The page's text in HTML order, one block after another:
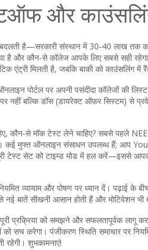
और
है—सरकारी संस्थान में 30‑40 लाख
है और कौन‑से कॉलेज आपके लिए सबसे सही
एंट्री मिलती है, जबकि बाकी को काउंसलिंग में
पोर्टल पर अपनी पसंदीदा कॉलेजों की लिस्ट
नहीं बल्कि डॉस (डायरेक्ट ऑफ़र सिस्टम) से
कौन‑से मॉक टेस्ट लेने चाहिए? सबसे पहले
कई मुफ्त ऑनलाइन संसाधन उपलब्ध हैं; आप
सेट को टाइम्ड मोड में हल करें—इससे आपका
व्यायाम और पोषण पर ध्यान दें। पढ़ाई के
बातें सीखनी आसान होती हैं और मोटिवेशन भी
प्रक्रिया को समझने और सफलतापूर्वक लागू
सच करेगा। पंजीकरण स्थिति समाचार पर
रहेगी। शुभकामनाएं!